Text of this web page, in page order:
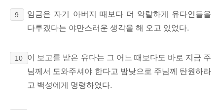
9
임금은 자기 아버지 때보다 더 악랄하게 유다인들을
다루겠다는 야만스러운 생각을 해 오고 있었다.
10
이 보고를 받은 유다는 그 어느 때보다도 바로 지금 주
님께서 도와주셔야 한다고 밤낮으로 주님께 탄원하라
고 백성에게 명령하였다.